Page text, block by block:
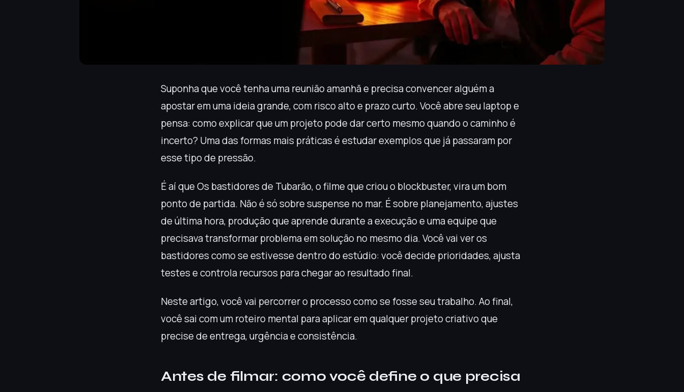
Suponha que você tenha uma reunião amanhã e precisa convencer alguém a
apostar em uma ideia grande, com risco alto e prazo curto. Você abre seu laptop e
pensa: como explicar que um projeto pode dar certo mesmo quando o caminho é
incerto? Uma das formas mais práticas é estudar exemplos que já passaram por
esse tipo de pressão.
É aí que Os bastidores de Tubarão, o filme que criou o blockbuster, vira um bom
ponto de partida. Não é só sobre suspense no mar. É sobre planejamento, ajustes
de última hora, produção que aprende durante a execução e uma equipe que
precisava transformar problema em solução no mesmo dia. Você vai ver os
bastidores como se estivesse dentro do estúdio: você decide prioridades, ajusta
testes e controla recursos para chegar ao resultado final.
Neste artigo, você vai percorrer o processo como se fosse seu trabalho. Ao final,
você sai com um roteiro mental para aplicar em qualquer projeto criativo que
precise de entrega, urgência e consistência.
Antes de filmar: como você define o que precisa